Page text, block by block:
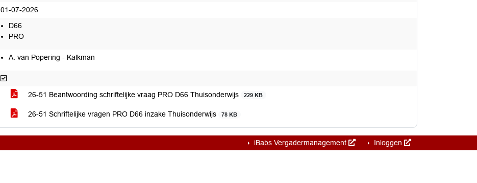
01-07-2026
D66
PRO
A. van Popering - Kalkman
Afgedaan
26-51 Beantwoording schriftelijke vraag PRO D66 Thuisonderwijs 229 KB
26-51 Schriftelijke vragen PRO D66 inzake Thuisonderwijs 78 KB
iBabs Vergadermanagement Inloggen